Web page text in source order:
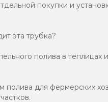
покупки и
эта трубка?
полива в теплицах
полива для фермерских